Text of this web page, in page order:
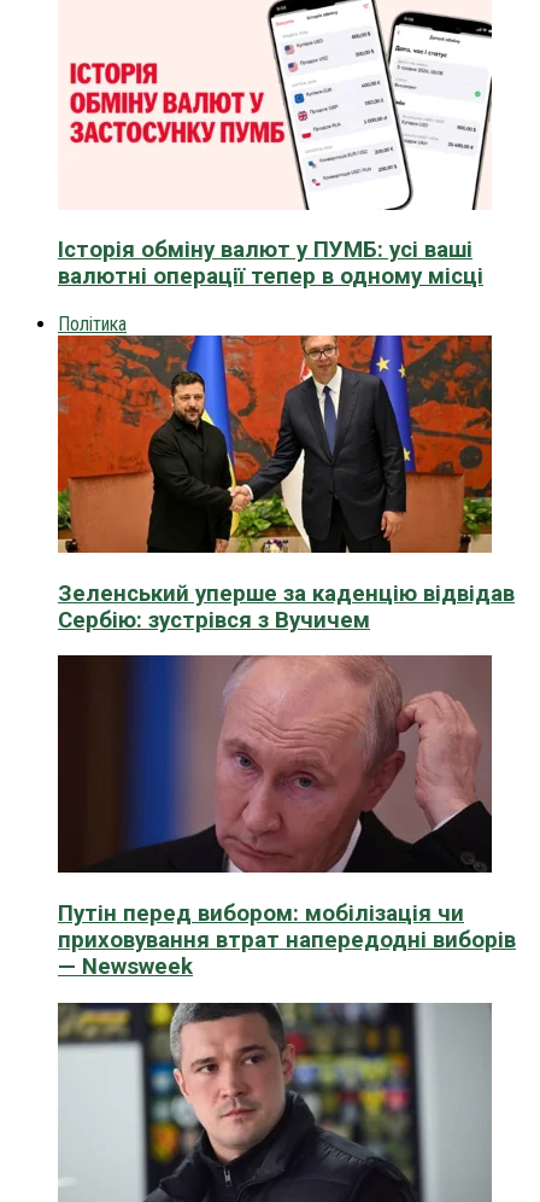
Історія обміну валют у ПУМБ: усі ваші
валютні операції тепер в одному місці
Політика
Зеленський уперше за каденцію відвідав
Сербію: зустрівся з Вучичем
Путін перед вибором: мобілізація чи
приховування втрат напередодні виборів
— Newsweek